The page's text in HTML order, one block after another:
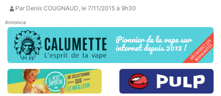
Par Denis COUGNAUD, le 7/11/2015 à 9h30
Annonce